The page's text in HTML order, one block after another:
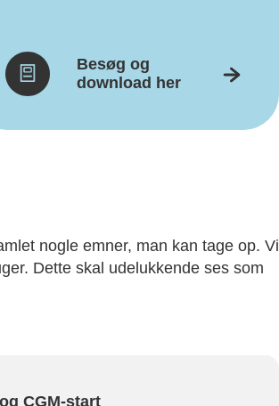
Besøg og
download her
nogle emner, man kan tage op. Vi
Dette skal udelukkende ses som
CGM-start